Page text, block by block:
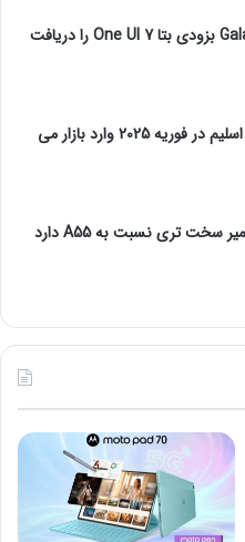
گوشی Galaxy A55 بزودی بتا One UI 7 را دریافت
گلکسی اس 25 اسلیم در فوریه 2025 وارد بازار می